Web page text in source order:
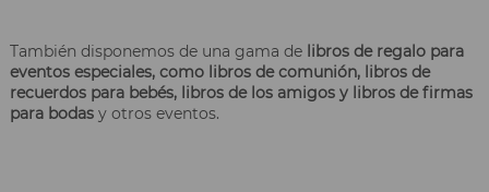
También disponemos de una gama de libros de regalo para
eventos especiales, como libros de comunión, libros de
recuerdos para bebés, libros de los amigos y libros de firmas
para bodas y otros eventos.